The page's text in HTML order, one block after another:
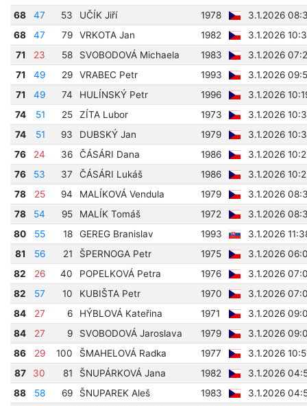
68
47 53 UČÍK Jiří 1978
3.1.2026
68
47 79 VRKOTA Jan 1982
3.1.2026
71
23 58 SVOBODOVÁ Michaela 1983
3.1.2026
71
49 29 VRABEC Petr 1993
3.1.2026
71
49 74 HULÍNSKÝ Petr 1996
3.1.2026
74
51 25 ZÍTA Lubor 1973
3.1.2026
74
51 93 DUBSKÝ Jan 1979
3.1.2026
76
24 36 ČÁSÁRI Dana 1986
3.1.2026
76
53 37 ČÁSÁRI Lukáš 1986
3.1.2026
78
25 94 MALÍKOVÁ Vendula 1979
3.1.2026
78
54 95 MALÍK Tomáš 1972
3.1.2026
80
55 18 GEREG Branislav 1993
3.1.2026
81
56 21 ŠPERNOGA Petr 1975
3.1.2026
82
26 40 POPELKOVÁ Petra 1976
3.1.2026
82
57 10 KUBIŠTA Petr 1970
3.1.2026
84
27 6 HÝBLOVÁ Kateřina 1971
3.1.2026
84
27 9 SVOBODOVÁ Jaroslava 1979
3.1.2026
86
29 100 ŠMAHELOVÁ Radka 1977
3.1.2026
87
30 81 ŠNUPÁRKOVÁ Jana 1982
3.1.2026
88
58 69 ŠNUPAREK Aleš 1983
3.1.2026